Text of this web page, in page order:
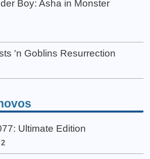
Boy: Asha in Monster
'n Goblins Resurrection
Ultimate Edition